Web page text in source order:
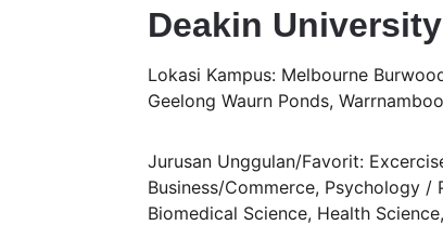
Deakin University
Lokasi Kampus: Melbourne
Geelong Waurn Ponds,
Jurusan Unggulan/Favorit:
Business/Commerce, Psychology /
Biomedical Science, Health